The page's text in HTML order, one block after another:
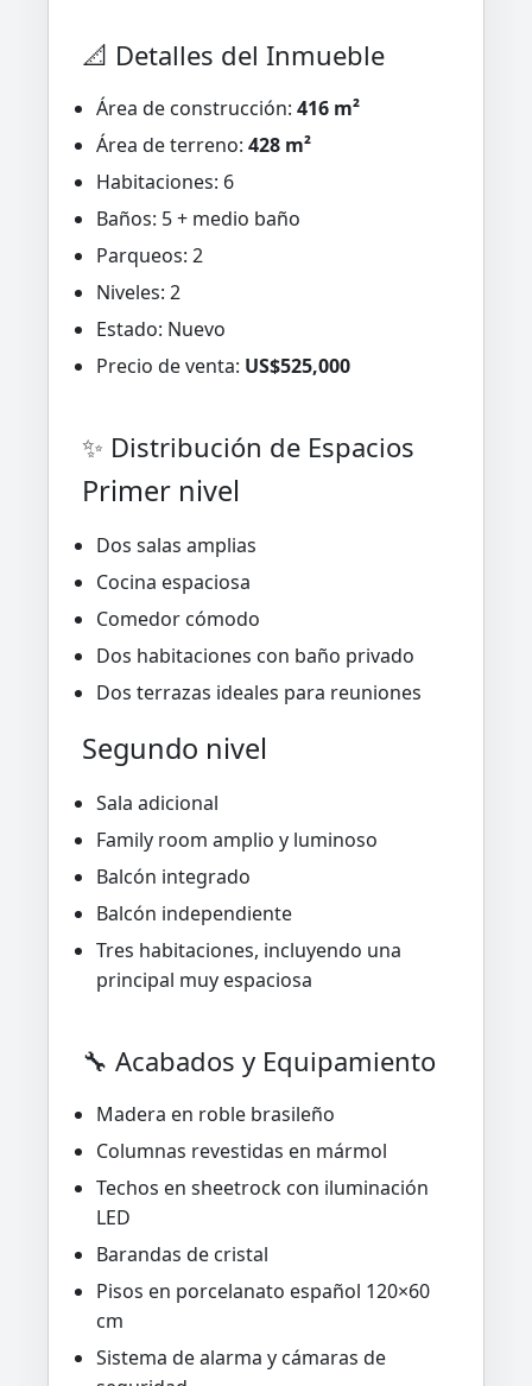
📐 Detalles del Inmueble
Área de construcción: 416 m²
Área de terreno: 428 m²
Habitaciones: 6
Baños: 5 + medio baño
Parqueos: 2
Niveles: 2
Estado: Nuevo
Precio de venta: US$525,000
✨ Distribución de Espacios
Primer nivel
Dos salas amplias
Cocina espaciosa
Comedor cómodo
Dos habitaciones con baño privado
Dos terrazas ideales para reuniones
Segundo nivel
Sala adicional
Family room amplio y luminoso
Balcón integrado
Balcón independiente
Tres habitaciones, incluyendo una
principal muy espaciosa
🔧 Acabados y Equipamiento
Madera en roble brasileño
Columnas revestidas en mármol
Techos en sheetrock con iluminación
LED
Barandas de cristal
Pisos en porcelanato español 120×60
cm
Sistema de alarma y cámaras de